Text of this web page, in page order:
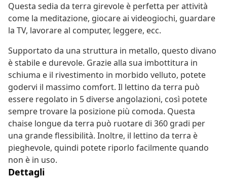
Questa sedia da terra girevole è perfetta per attività
come la meditazione, giocare ai videogiochi, guardare
la TV, lavorare al computer, leggere, ecc.
Supportato da una struttura in metallo, questo divano
è stabile e durevole. Grazie alla sua imbottitura in
schiuma e il rivestimento in morbido velluto, potete
godervi il massimo comfort. Il lettino da terra può
essere regolato in 5 diverse angolazioni, così potete
sempre trovare la posizione più comoda. Questa
chaise longue da terra può ruotare di 360 gradi per
una grande flessibilità. Inoltre, il lettino da terra è
pieghevole, quindi potete riporlo facilmente quando
non è in uso.
Dettagli